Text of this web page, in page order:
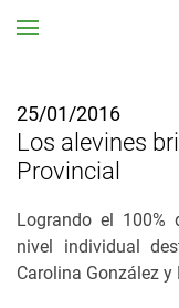
25/01/2016
Los alevines
Provincial
Logrando el 100%
nivel individual d
Carolina González y